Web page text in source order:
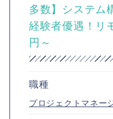
多数】システム
経験者優遇！リ
円～
職種
プロジェクトマネー